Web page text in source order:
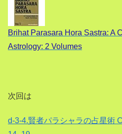
Brihat Parasara Hora Sastra: A
Astrology: 2 Volumes
次回は
d-3-4.賢者パラシャラの占星術